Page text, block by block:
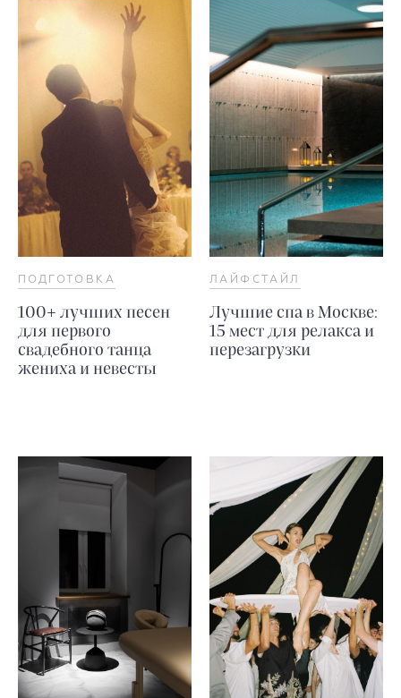
ПОДГОТОВКА
100+ лучших песен
для первого
свадебного танца
жениха и невесты
ЛАЙФСТАЙЛ
Лучшие спа в Москве:
15 мест для релакса и
перезагрузки